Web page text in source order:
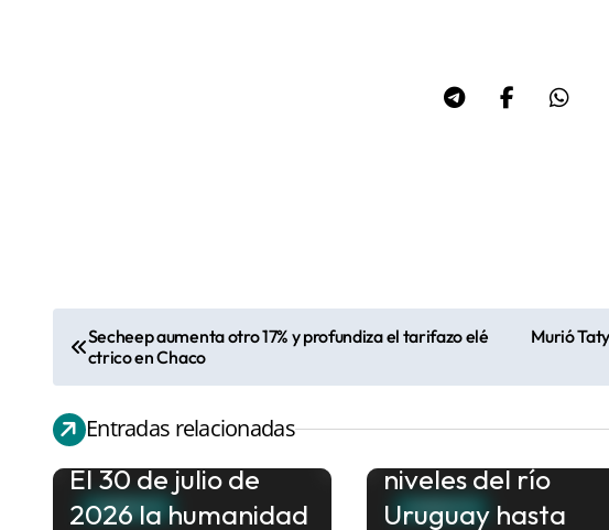
a
v
e
g
Secheep aumenta otro 17% y profundiza el tarifazo elé
ctrico en Chaco
Murió
Entradas relacionadas
AMBIENTE
El 30 de julio de
2026 la humanidad
AMBIENTE
niveles del río
Uruguay hasta